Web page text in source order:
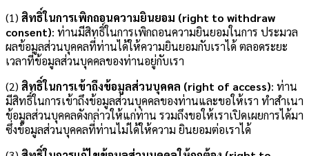
(1) สิทธิ์ในการเพิกถอนความยินยอม (right to withdraw
consent): ท่านมีสิทธิ์ในการเพิกถอนความยินยอมในการ ประมวล
ผลข้อมูลส่วนบุคคลที่ท่านได้ให้ความยินยอมกับเราได้ ตลอดระยะ
เวลาที่ข้อมูลส่วนบุคคลของท่านอยู่กับเรา
(2) สิทธิ์ในการเข้าถึงข้อมูลส่วนบุคคล (right of access): ท่าน
มีสิทธิ์ในการเข้าถึงข้อมูลส่วนบุคคลของท่านและขอให้เรา ทำสำเนา
ข้อมูลส่วนบุคคลดังกล่าวให้แก่ท่าน รวมถึงขอให้เราเปิดเผยการได้มา
ซึ่งข้อมูลส่วนบุคคลที่ท่านไม่ได้ให้ความ ยินยอมต่อเราได้